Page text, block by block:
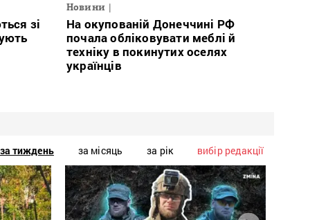
зі
Новини
На окупованій Донеччині РФ
почала обліковувати меблі й
техніку в покинутих оселях
українців
за тиждень за місяць за рік вибір редакції